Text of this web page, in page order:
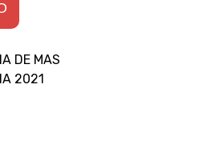
DE MAS
2021